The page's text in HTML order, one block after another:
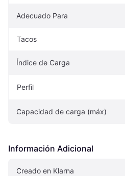
Adecuado Para
Tacos
Índice de Carga
Perfil
Capacidad de carga (máx)
Información Adicional
Creado en Klarna